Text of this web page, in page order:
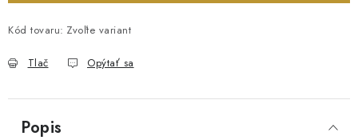
Kód tovaru: Zvoľte variant
Tlač Opýtať sa
Popis